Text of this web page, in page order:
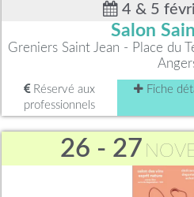
4 & 5
Salon
Greniers Saint Jean - Place du
Réservé aux
professionnels
Fiche
26 - 27